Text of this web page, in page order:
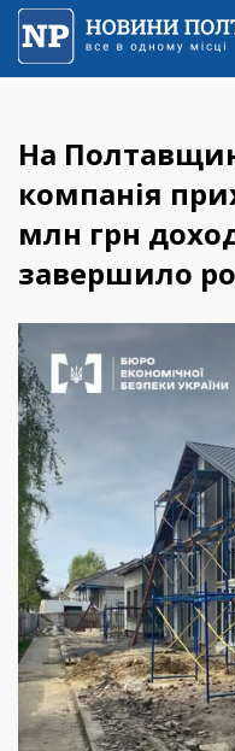
На
компанія
млн грн
завершило